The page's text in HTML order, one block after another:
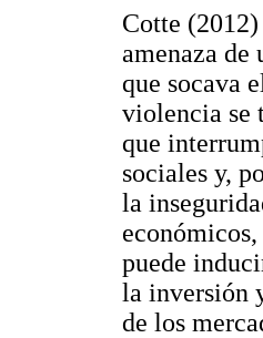
Cotte
amenaza de
que socava
violencia se
que
sociales y,
la
puede
la inversión
de los